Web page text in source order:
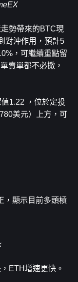
勢帶來的BTC現
對沖作用，預計5
，可繼續重點留
賣單都不必撤，
1.22 ，位於定投
美元）上方，可
，顯示目前多頭槓
ETH增速更快。